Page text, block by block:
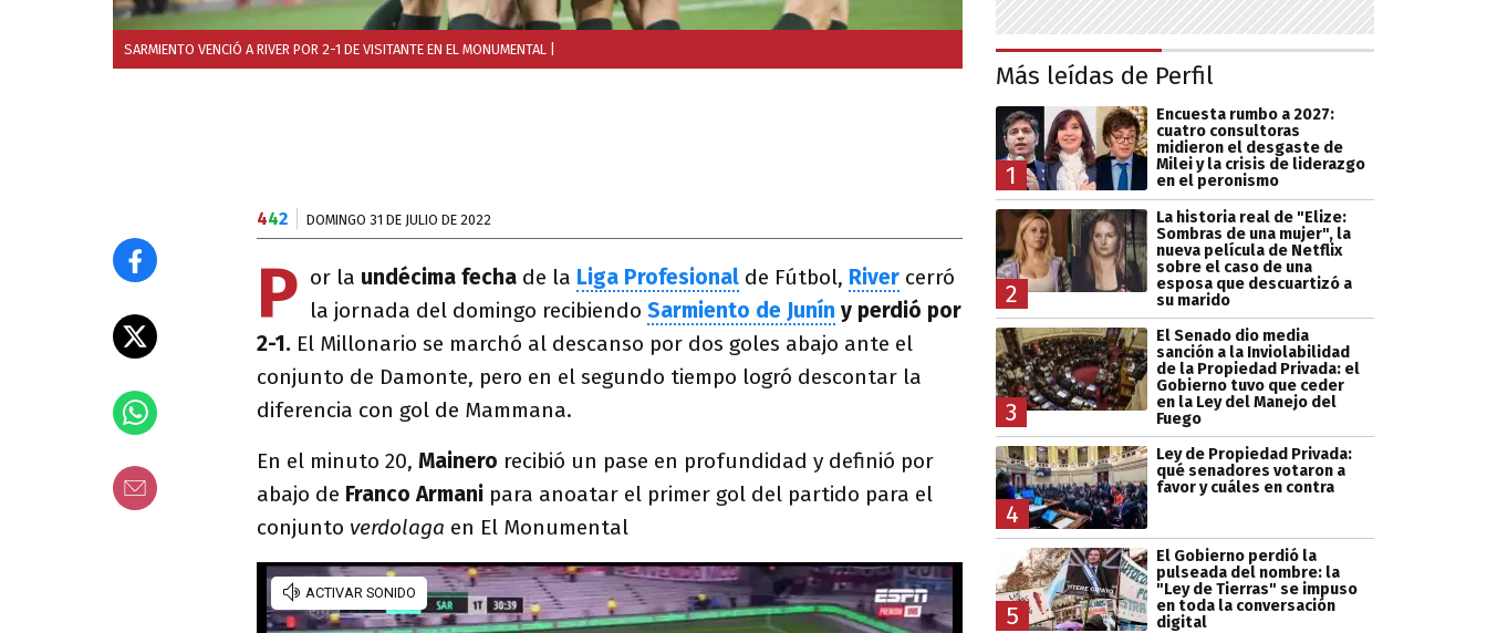
SARMIENTO VENCIÓ A RIVER POR 2-1 DE VISITANTE EN EL MONUMENTAL
442 DOMINGO 31 DE JULIO DE 2022
P or la undécima fecha de la Liga Profesional de Fútbol, River cerró
la jornada del domingo recibiendo Sarmiento de Junín y perdió por
2-1. El Millonario se marchó al descanso por dos goles abajo ante el
conjunto de Damonte, pero en el segundo tiempo logró descontar la
diferencia con gol de Mammana.
En el minuto 20, Mainero recibió un pase en profundidad y definió por
abajo de Franco Armani para anoatar el primer gol del partido para el
conjunto verdolaga en El Monumental
Más leídas de Perfil
1
Encuesta rumbo a 2027:
cuatro consultoras
midieron el desgaste de
Milei y la crisis de liderazgo
en el peronismo
2
La historia real de "Elize:
Sombras de una mujer", la
nueva película de Netflix
sobre el caso de una
esposa que descuartizó a
su marido
3
El Senado dio media
sanción a la Inviolabilidad
de la Propiedad Privada: el
Gobierno tuvo que ceder
en la Ley del Manejo del
Fuego
4
Ley de Propiedad Privada:
qué senadores votaron a
favor y cuáles en contra
5
El Gobierno perdió la
pulseada del nombre: la
"Ley de Tierras" se impuso
en toda la conversación
digital